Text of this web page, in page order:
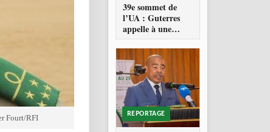
Fourt/RFI
39e sommet de
l’UA : Guterres
appelle à une
gouvernance
mondiale plus
juste pour
l’Afrique
REPORTAGE